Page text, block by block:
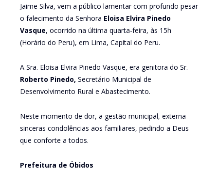
Jaime Silva, vem a público lamentar com profundo pesar
o falecimento da Senhora Eloisa Elvira Pinedo
Vasque, ocorrido na última quarta-feira, às 15h
(Horário do Peru), em Lima, Capital do Peru.
A Sra. Eloisa Elvira Pinedo Vasque, era genitora do Sr.
Roberto Pinedo, Secretário Municipal de
Desenvolvimento Rural e Abastecimento.
Neste momento de dor, a gestão municipal, externa
sinceras condolências aos familiares, pedindo a Deus
que conforte a todos.
Prefeitura de Óbidos